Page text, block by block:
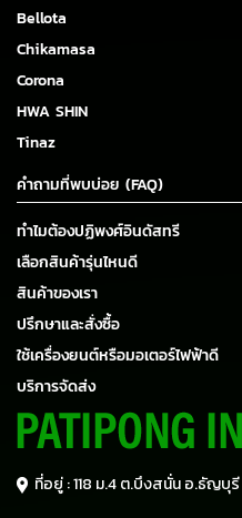
Bellota
Chikamasa
Corona
HWA SHIN
Tinaz
คำถามที่พบบ่อย (FAQ)
ทำไมต้องปฏิพงศ์อินดัสทรี
เลือกสินค้ารุ่นไหนดี
สินค้าของเรา
ปรึกษาและสั่งซื้อ
ใช้เครื่องยนต์หรือมอเตอร์ไฟฟ้าดี
บริการจัดส่ง
ที่อยู่ : 118 ม.4 ต.บึงสนั่น อ.ธัญบุรี